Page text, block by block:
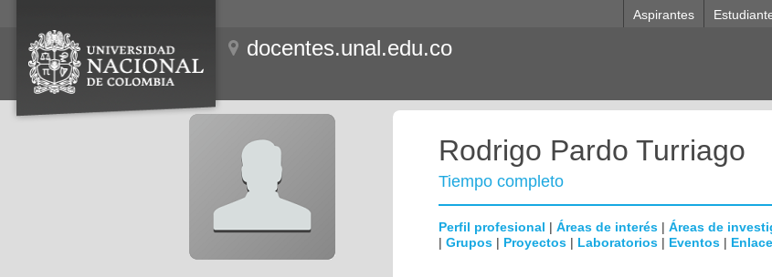
Aspirantes
docentes.unal.edu.co
Rodrigo Pardo Turriago
Tiempo completo
Perfil profesional | Áreas de interés | Áreas de
| Grupos | Proyectos | Laboratorios | Eventos |